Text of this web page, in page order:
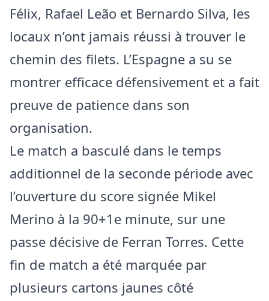
Félix, Rafael Leão et Bernardo Silva, les
locaux n’ont jamais réussi à trouver le
chemin des filets. L’Espagne a su se
montrer efficace défensivement et a fait
preuve de patience dans son
organisation.
Le match a basculé dans le temps
additionnel de la seconde période avec
l’ouverture du score signée Mikel
Merino à la 90+1e minute, sur une
passe décisive de Ferran Torres. Cette
fin de match a été marquée par
plusieurs cartons jaunes côté